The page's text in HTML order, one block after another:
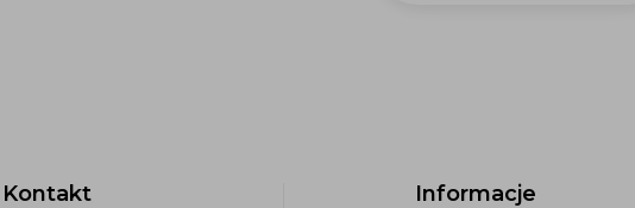
Informacje
Kontakt